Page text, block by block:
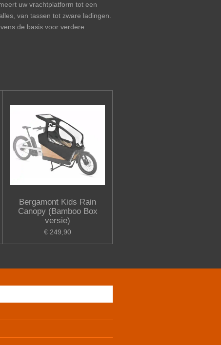
uw vrachtplatform tot een
van tassen tot zware ladingen.
de basis voor verdere
Bergamont Kids Rain
Canopy (Bamboo Box
versie)
€ 249,90